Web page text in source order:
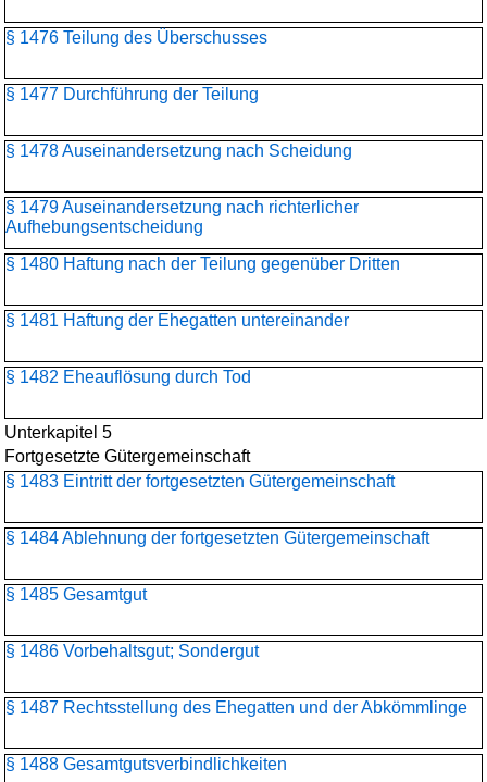
§ 1476 Teilung des Überschusses
§ 1477 Durchführung der Teilung
§ 1478 Auseinandersetzung nach Scheidung
§ 1479 Auseinandersetzung nach richterlicher
Aufhebungsentscheidung
§ 1480 Haftung nach der Teilung gegenüber Dritten
§ 1481 Haftung der Ehegatten untereinander
§ 1482 Eheauflösung durch Tod
Unterkapitel 5
Fortgesetzte Gütergemeinschaft
§ 1483 Eintritt der fortgesetzten Gütergemeinschaft
§ 1484 Ablehnung der fortgesetzten Gütergemeinschaft
§ 1485 Gesamtgut
§ 1486 Vorbehaltsgut; Sondergut
§ 1487 Rechtsstellung des Ehegatten und der Abkömmlinge
§ 1488 Gesamtgutsverbindlichkeiten